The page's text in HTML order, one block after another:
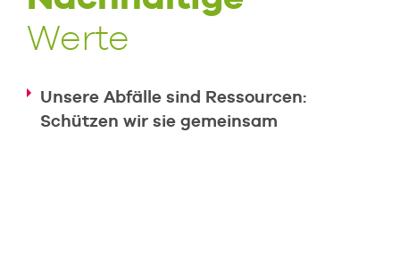
Werte
Unsere Abfälle sind Ressourcen:
Schützen wir sie gemeinsam